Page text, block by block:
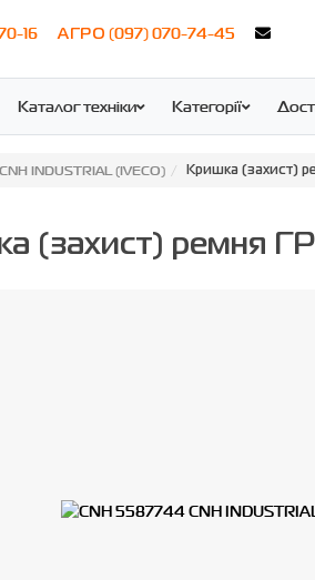
16 АГРО (097) 070-74-45
Каталог техніки Категорії
CNH INDUSTRIAL (IVECO) Кришка (захист)
(захист) ремня